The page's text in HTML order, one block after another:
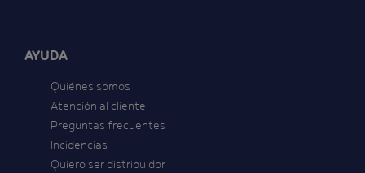
AYUDA
Quiénes somos
Atención al cliente
Preguntas frecuentes
Incidencias
Quiero ser distribuidor